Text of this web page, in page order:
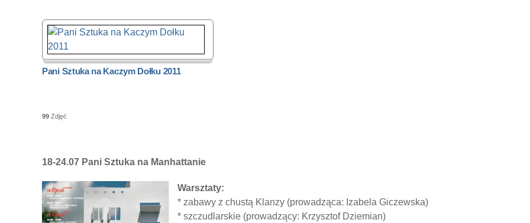
Pani Sztuka na Kaczym Dołku 2011
99 Zdjęć
18-24.07 Pani Sztuka na Manhattanie
Warsztaty:
* zabawy z chustą Klanzy (prowadząca: Izabela Giczewska)
* szczudlarskie (prowadzący: Krzysztof Dziemian)